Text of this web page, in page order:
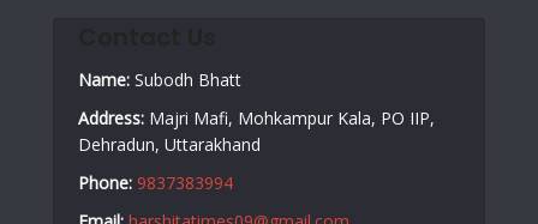
Name: Subodh Bhatt
Address: Majri Mafi, Mohkampur Kala, PO IIP,
Dehradun, Uttarakhand
Phone: 9837383994